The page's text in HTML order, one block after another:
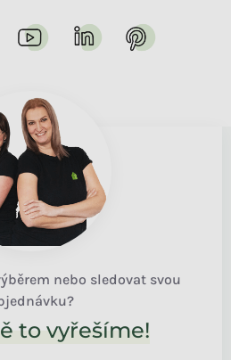
nebo sledovat svou
to vyřešíme!